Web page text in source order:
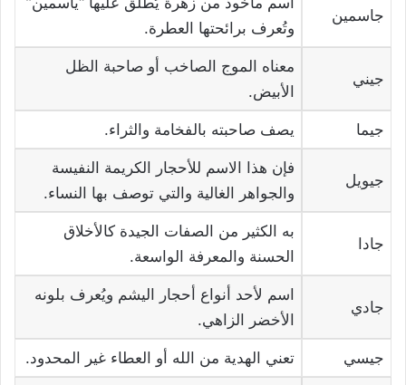
جاسمين
وتُعرف برائحتها العطرة.
جيني
معناه الموج الصاخب أو صاحبة الظل
الأبيض.
جيما يصف صاحبته بالفخامة والثراء.
جيويل
فإن هذا الاسم للأحجار الكريمة النفيسة
والجواهر الغالية والتي توصف بها النساء.
جادا
به الكثير من الصفات الجيدة كالأخلاق
الحسنة والمعرفة الواسعة.
جادي
اسم لأحد أنواع أحجار اليشم ويُعرف بلونه
الأخضر الزاهي.
جيسي تعني الهدية من الله أو العطاء غير المحدود.